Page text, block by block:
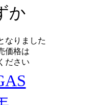
か
なりました
価格は
ださい